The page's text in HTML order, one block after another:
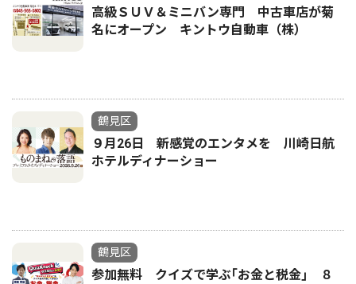
高級ＳＵＶ＆ミニバン専門 中古車店が菊
名にオープン キントウ自動車（株）
鶴見区
９月26日 新感覚のエンタメを 川崎日航
ホテルディナーショー
鶴見区
参加無料 クイズで学ぶ｢お金と税金｣ ８